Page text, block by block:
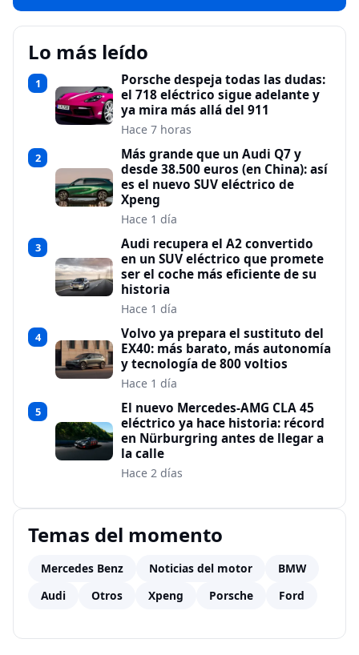
Lo más leído
1
Porsche despeja todas las dudas:
el 718 eléctrico sigue adelante y
ya mira más allá del 911
Hace 7 horas
2
Más grande que un Audi Q7 y
desde 38.500 euros (en China): así
es el nuevo SUV eléctrico de
Xpeng
Hace 1 día
3
Audi recupera el A2 convertido
en un SUV eléctrico que promete
ser el coche más eficiente de su
historia
Hace 1 día
4
Volvo ya prepara el sustituto del
EX40: más barato, más autonomía
y tecnología de 800 voltios
Hace 1 día
5
El nuevo Mercedes-AMG CLA 45
eléctrico ya hace historia: récord
en Nürburgring antes de llegar a
la calle
Hace 2 días
Temas del momento
Mercedes Benz Noticias del motor
BMW
Audi
Otros Xpeng Porsche Ford